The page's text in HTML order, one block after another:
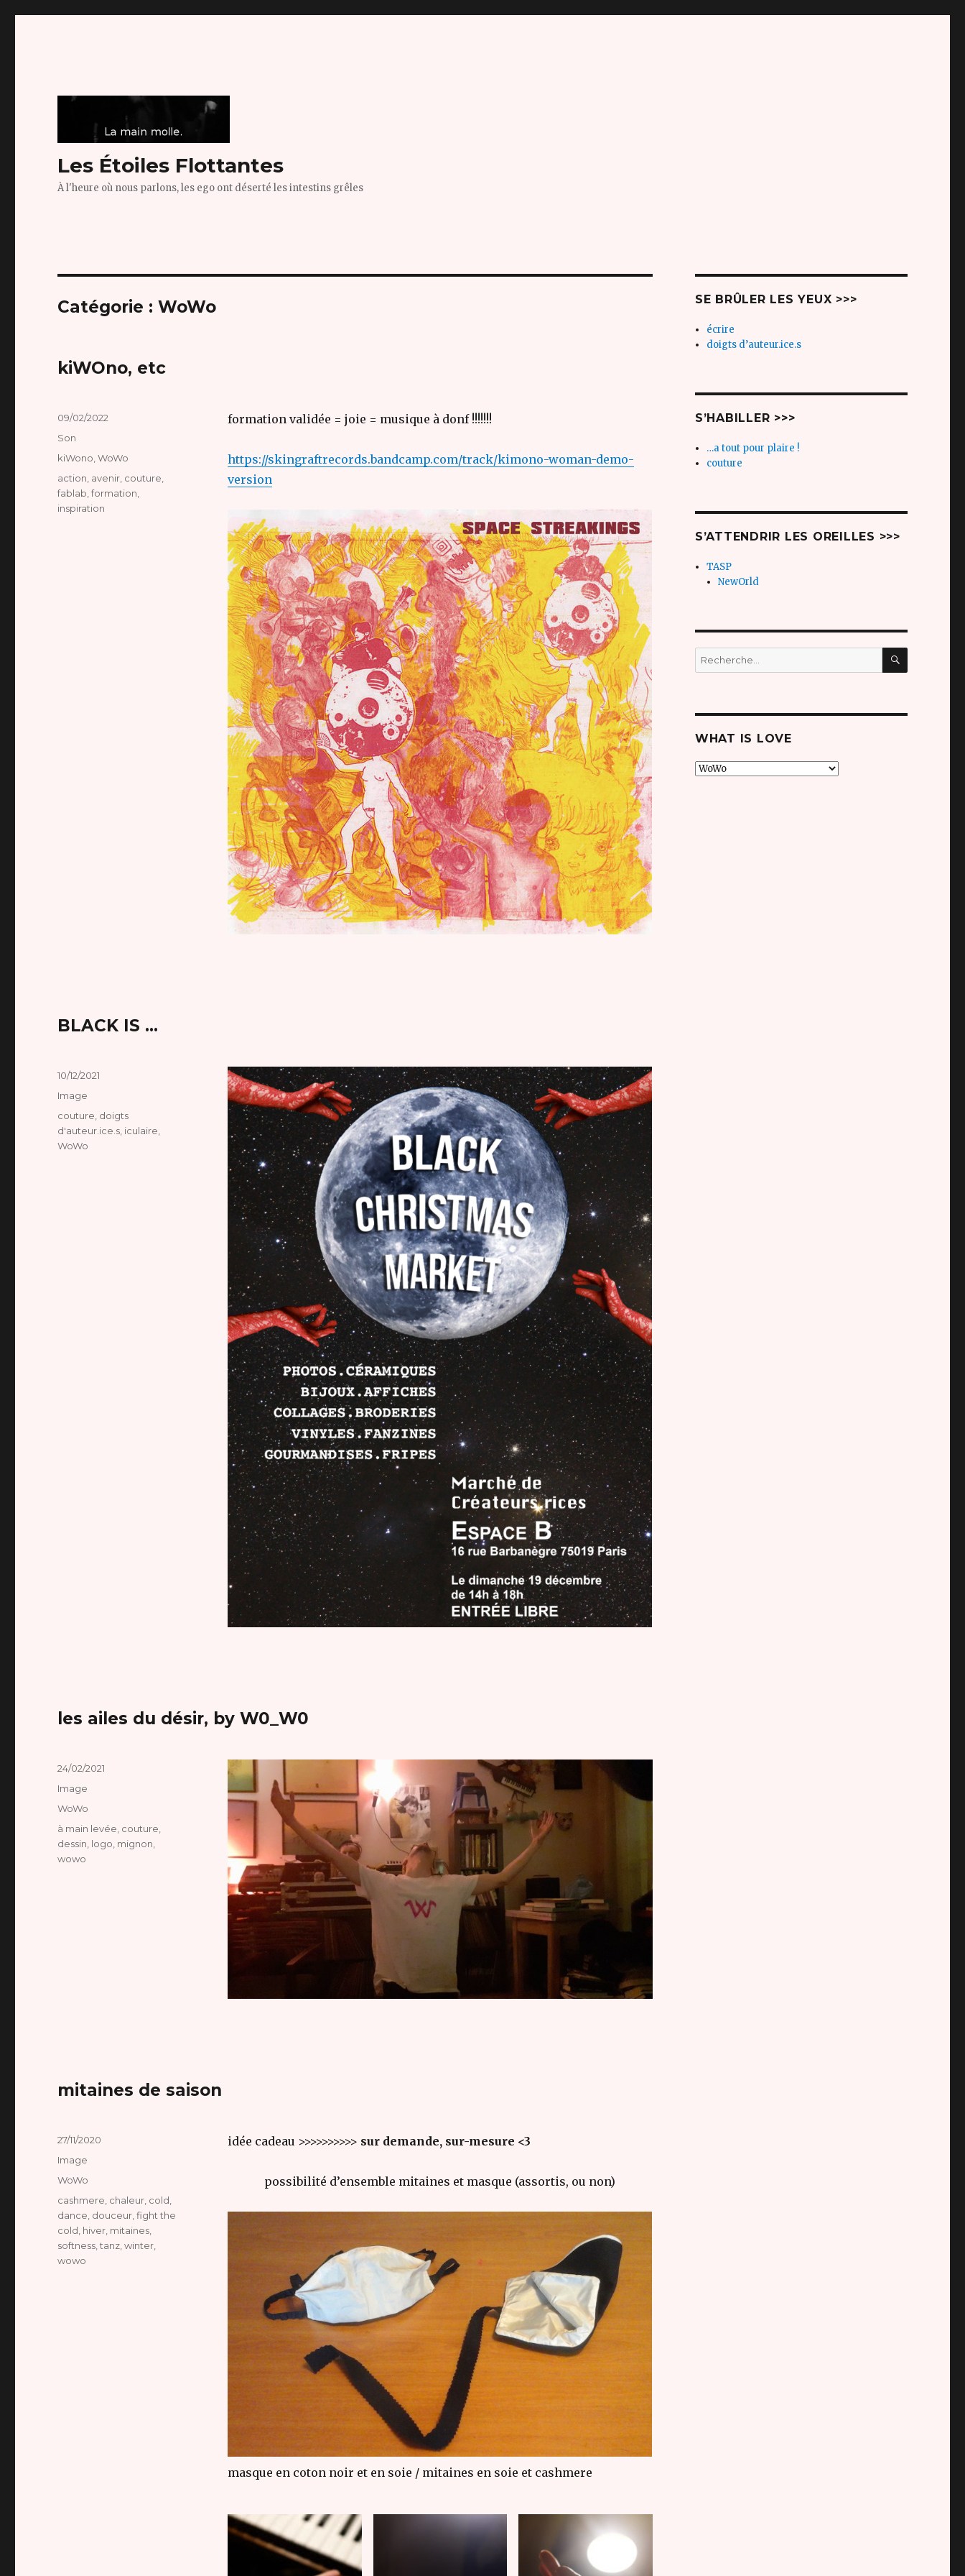
Les Étoiles Flottantes
À l'heure où nous parlons, les ego ont déserté les intestins grêles
Catégorie :WoWo
kiWOno, etc
formation validée = joie = musique à donf !!!!!!!
https://skingraftrecords.bandcamp.com/track/kimono-woman-demo-
version
Publié
09/02/2022
Format
Son
Catégories
kiWono ,WoWo
Étiquettes
action avenir couture
fablab ,formation
inspiration
BLACK IS …
Publié
10/12/2021
Format
Image
Catégories
couture doigts
d'auteur.ice.s iculaire
WoWo
les ailes du désir, by W0_W0
Publié
24/02/2021
Format
Image
Catégories
WoWo
Étiquettes
à main levée couture
dessin logo mignon
wowo
mitaines de saison
idée cadeau >>>>>>>>>> sur demande, sur-mesure <3
possibilité d’ensemble mitaines et masque (assortis, ou non)
masque en coton noir et en soie / mitaines en soie et cashmere
Publié
27/11/2020
Format
Image
Catégories
WoWo
Étiquettes
cashmere chaleur cold
dance douceur ,fight the
cold hiver mitaines
softness ,tanz ,winter
wowo
SE BRÛLER LES YEUX >>>
écrire
doigts d’auteur.ice.s
S’HABILLER >>>
…a tout pour plaire !
couture
S’ATTENDRIR LES OREILLES >>>
TASP
NewOrld
Recherche
pour
WHAT IS LOVE
what